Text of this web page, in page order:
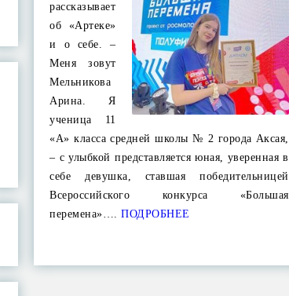
рассказывает
об «Артеке»
и о себе. –
Меня зовут
Мельникова
Арина. Я
ученица 11
«А» класса средней школы № 2 города Аксая,
– с улыбкой представляется юная, уверенная в
себе девушка, ставшая победительницей
Всероссийского конкурса «Большая
перемена»…. ПОДРОБНЕЕ